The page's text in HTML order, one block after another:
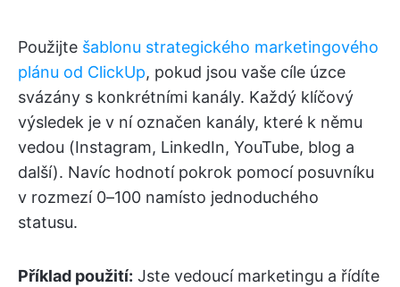
Použijte šablonu strategického marketingového
plánu od ClickUp, pokud jsou vaše cíle úzce
svázány s konkrétními kanály. Každý klíčový
výsledek je v ní označen kanály, které k němu
vedou (Instagram, LinkedIn, YouTube, blog a
další). Navíc hodnotí pokrok pomocí posuvníku
v rozmezí 0–100 namísto jednoduchého
statusu.
Příklad použití: Jste vedoucí marketingu a řídíte